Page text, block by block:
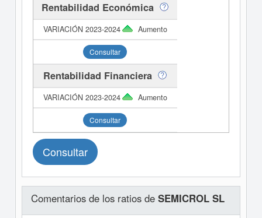
Rentabilidad Económica
Aumento
Consultar
Rentabilidad Financiera
Aumento
Consultar
Consultar
Comentarios de los ratios de SEMICROL SL